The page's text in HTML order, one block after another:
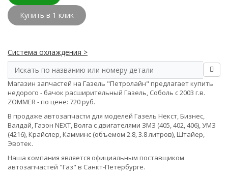
Купить в 1 клик
Система охлаждения >
Магазин запчастей на Газель "Петролайн" предлагает купить
недорого - бачок расширительный Газель, Соболь с 2003 г.в.
ZOMMER - по цене: 720 руб.
В продаже автозапчасти для моделей Газель Некст, Бизнес,
Валдай, Газон NEXT, Волга с двигателями ЗМЗ (405, 402, 406), УМЗ
(4216), Крайслер, Камминс (объемом 2.8, 3.8 литров), Штайер,
Эвотек.
Наша компания является официальным поставщиком
автозапчастей "Газ" в Санкт-Петербурге.